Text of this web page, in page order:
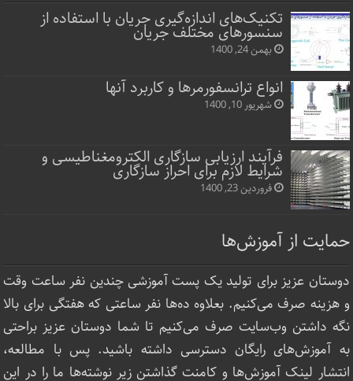
تکنیک‌های اندازه‌گیری جریان با استفاده از
سنسورهای مختلف جریان
بهمن 24, 1400
انواع ترانسفورمرها و کاربرد آنها
شهریور 10, 1400
فرآیند ارزیابی سازگاری الکترومغناطیسی و
شرایط لازم برای احراز سازگاری
فروردین 23, 1400
حمایت از آموزش‌ها
دوستان عزیز برای تولید یک پست آموزشی چندین نفر ساعت‌ وقت
و هزینه صرف می‌کنیم. بعلاوه ده‌ها نفر ساعتی که هفتگی برای بالا
نگه داشتن وب‌سایت صرف ‌می‌کنیم تا شما دوستان عزیز براحتی
به آموزش‌های رایگان دسترسی داشته باشید. پس با مطالعه،
انتشار لینک‌ آموزش‌ها و کامنت گذاشتن زیر نوشته‌‌ها ما را در این